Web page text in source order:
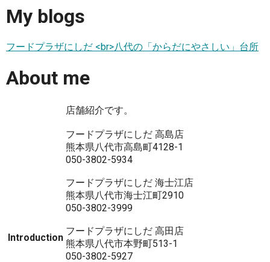
My blogs
フードプラザにしだ <br>八代の「からだにやさしい」台所
About me
Introduction
店舗紹介です。
フードプラザにしだ 高島店
熊本県八代市高島町4128-1
050-3802-5934
フードプラザにしだ 海士江店
熊本県八代市海士江町2910
050-3802-3999
フードプラザにしだ 高田店
熊本県八代市本野町513-1
050-3802-5927